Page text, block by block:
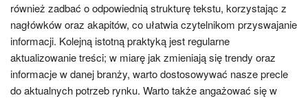
również zadbać o odpowiednią strukturę tekstu, korzystając z
nagłówków oraz akapitów, co ułatwia czytelnikom przyswajanie
informacji. Kolejną istotną praktyką jest regularne
aktualizowanie treści; w miarę jak zmieniają się trendy oraz
informacje w danej branży, warto dostosowywać nasze precle
do aktualnych potrzeb rynku. Warto także angażować się w